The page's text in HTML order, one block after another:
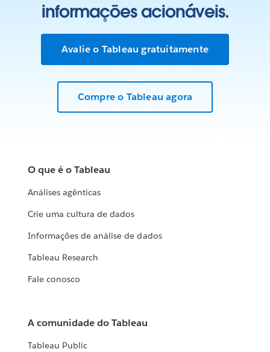
informações acionáveis.
Avalie o Tableau gratuitamente
Compre o Tableau agora
O que é o Tableau
Análises agênticas
Crie uma cultura de dados
Informações de análise de dados
Tableau Research
Fale conosco
A comunidade do Tableau
Tableau Public